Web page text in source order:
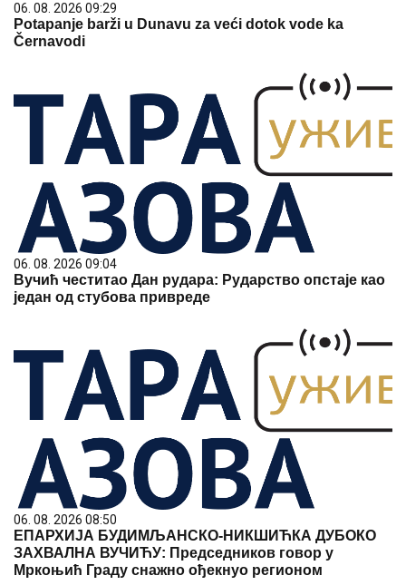
06. 08. 2026 09:29
Potapanje barži u Dunavu za veći dotok vode ka
Černavodi
06. 08. 2026 09:04
Вучић честитао Дан рудара: Рударство опстаје као
један од стубова привреде
06. 08. 2026 08:50
ЕПАРХИЈА БУДИМЉАНСКО-НИКШИЋКА ДУБОКО
ЗАХВАЛНА ВУЧИЋУ: Председников говор у
Мркоњић Граду снажно ођекнуо регионом